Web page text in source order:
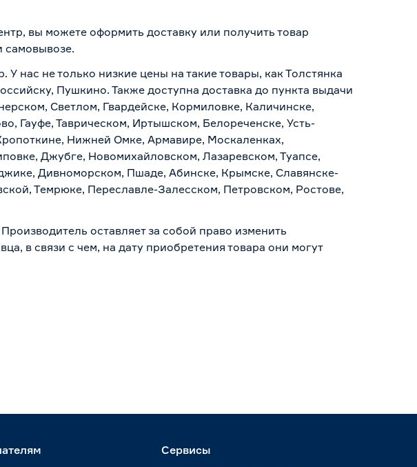
вы можете оформить доставку или получить товар
самовывозе.
нас не только низкие цены на такие товары, как Толстянка
Пушкино. Также доступна доставка до пункта выдачи
Светлом, Гвардейске, Кормиловке, Каличинске,
Гауфе, Таврическом, Иртышском, Белореченске, Усть-
Нижней Омке, Армавире, Москаленках,
Джубге, Новомихайловском, Лазаревском, Туапсе,
Дивноморском, Пшаде, Абинске, Крымске, Славянске-
Темрюке, Переславле-Залесском, Петровском, Ростове,
оставляет за собой право изменить
в связи с чем, на дату приобретения товара они могут
Сервисы